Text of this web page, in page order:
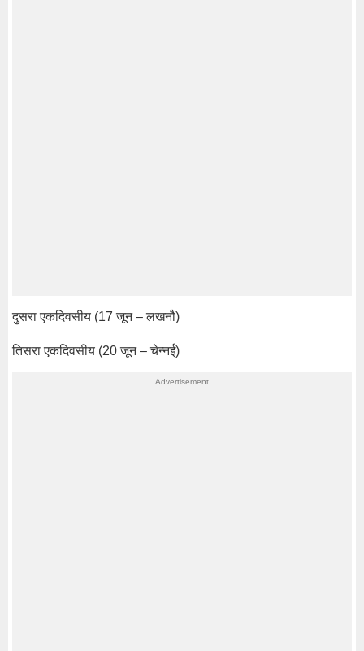
दुसरा एकदिवसीय (17 जून – लखनौ)
तिसरा एकदिवसीय (20 जून – चेन्नई)